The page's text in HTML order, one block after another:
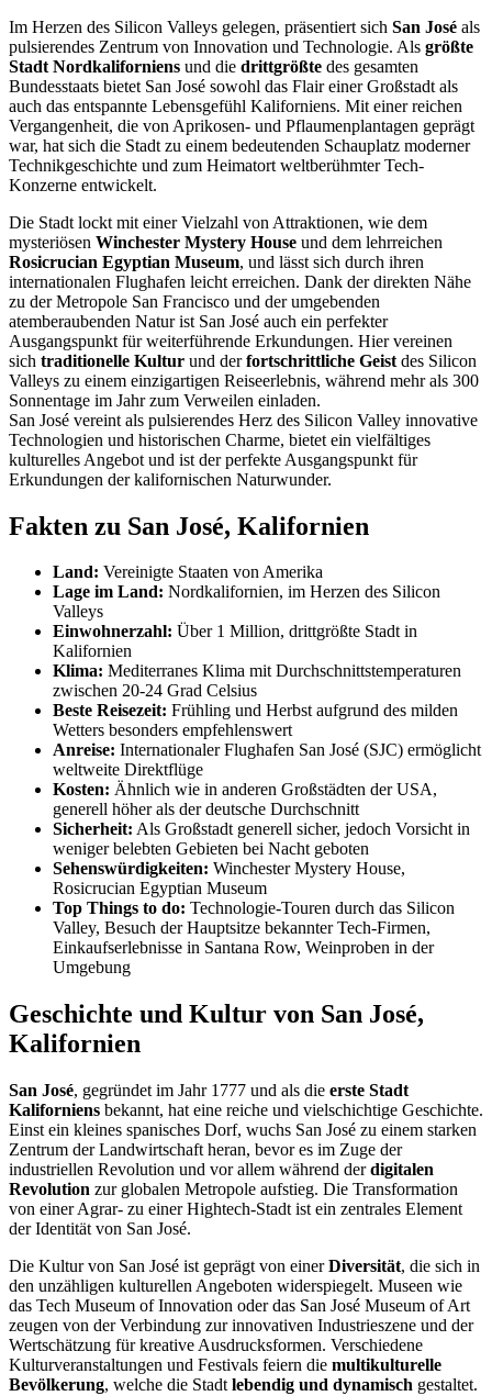
Im Herzen des Silicon Valleys gelegen, präsentiert sich San José als
pulsierendes Zentrum von Innovation und Technologie. Als größte
Stadt Nordkaliforniens und die drittgrößte des gesamten
Bundesstaats bietet San José sowohl das Flair einer Großstadt als
auch das entspannte Lebensgefühl Kaliforniens. Mit einer reichen
Vergangenheit, die von Aprikosen- und Pflaumenplantagen geprägt
war, hat sich die Stadt zu einem bedeutenden Schauplatz moderner
Technikgeschichte und zum Heimatort weltberühmter Tech-
Konzerne entwickelt.
Die Stadt lockt mit einer Vielzahl von Attraktionen, wie dem
mysteriösen Winchester Mystery House und dem lehrreichen
Rosicrucian Egyptian Museum, und lässt sich durch ihren
internationalen Flughafen leicht erreichen. Dank der direkten Nähe
zu der Metropole San Francisco und der umgebenden
atemberaubenden Natur ist San José auch ein perfekter
Ausgangspunkt für weiterführende Erkundungen. Hier vereinen
sich traditionelle Kultur und derfortschrittliche Geist des Silicon
Valleys zu einem einzigartigen Reiseerlebnis, während mehr als 300
Sonnentage im Jahr zum Verweilen einladen.
San José vereint als pulsierendes Herz des Silicon Valley innovative
Technologien und historischen Charme, bietet ein vielfältiges
kulturelles Angebot und ist der perfekte Ausgangspunkt für
Erkundungen der kalifornischen Naturwunder.
Fakten zu San José, Kalifornien
Land: Vereinigte Staaten von Amerika
Lage im Land: Nordkalifornien, im Herzen des Silicon
Valleys
Einwohnerzahl: Über 1 Million, drittgrößte Stadt in
Kalifornien
Klima: Mediterranes Klima mit Durchschnittstemperaturen
zwischen 20-24 Grad Celsius
Beste Reisezeit: Frühling und Herbst aufgrund des milden
Wetters besonders empfehlenswert
Anreise: Internationaler Flughafen San José (SJC) ermöglicht
weltweite Direktflüge
Kosten: Ähnlich wie in anderen Großstädten der USA,
generell höher als der deutsche Durchschnitt
Sicherheit: Als Großstadt generell sicher, jedoch Vorsicht in
weniger belebten Gebieten bei Nacht geboten
Sehenswürdigkeiten: Winchester Mystery House,
Rosicrucian Egyptian Museum
Top Things to do: Technologie-Touren durch das Silicon
Valley, Besuch der Hauptsitze bekannter Tech-Firmen,
Einkaufserlebnisse in Santana Row, Weinproben in der
Umgebung
Geschichte und Kultur von San José,
Kalifornien
San José, gegründet im Jahr 1777 und als die erste Stadt
Kaliforniens bekannt, hat eine reiche und vielschichtige Geschichte.
Einst ein kleines spanisches Dorf, wuchs San José zu einem starken
Zentrum der Landwirtschaft heran, bevor es im Zuge der
industriellen Revolution und vor allem während derdigitalen
Revolution zur globalen Metropole aufstieg. Die Transformation
von einer Agrar- zu einer Hightech-Stadt ist ein zentrales Element
der Identität von San José.
Die Kultur von San José ist geprägt von einerDiversität, die sich in
den unzähligen kulturellen Angeboten widerspiegelt. Museen wie
das Tech Museum of Innovation oder das San José Museum of Art
zeugen von der Verbindung zur innovativen Industrieszene und der
Wertschätzung für kreative Ausdrucksformen. Verschiedene
Kulturveranstaltungen und Festivals feiern die multikulturelle
Bevölkerung, welche die Stadt lebendig und dynamisch gestaltet.